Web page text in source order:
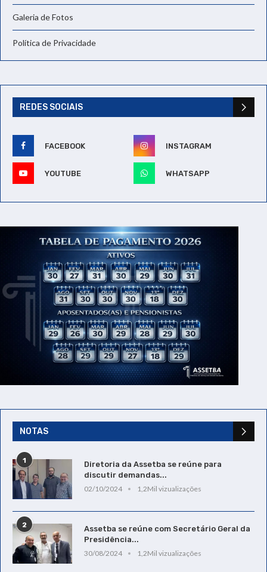
Galeria de Fotos
Política de Privacidade
REDES SOCIAIS
FACEBOOK INSTAGRAM
YOUTUBE WHATSAPP
NOTAS
1
Diretoria da Assetba se reúne para
discutir demandas...
02/10/2024
1,2Mil vizualizações
2
Assetba se reúne com Secretário Geral da
Presidência...
30/08/2024
1,2Mil vizualizações